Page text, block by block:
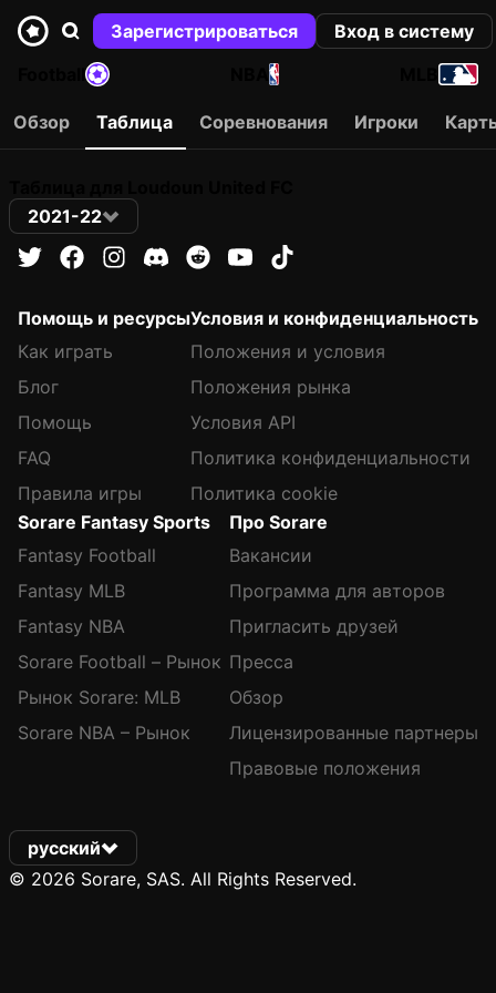
Зарегистрироваться
Вход в систему
NBA
Обзор Таблица Соревнования Игроки
2021-22
Помощь и ресурсы
Как играть
Блог
Помощь
FAQ
Правила игры
Условия и конфиденциальность
Положения и условия
Положения рынка
Условия API
Политика конфиденциальности
Политика cookie
Sorare Fantasy Sports
Fantasy Football
Fantasy MLB
Fantasy NBA
Sorare Football – Рынок
Рынок Sorare: MLB
Sorare NBA – Рынок
Про Sorare
Вакансии
Программа для авторов
Пригласить друзей
Пресса
Обзор
Лицензированные партнеры
Правовые положения
русский
© 2026 Sorare, SAS. All Rights Reserved.